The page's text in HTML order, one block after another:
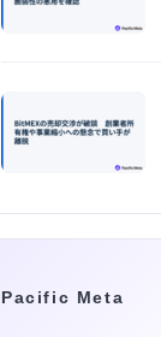
Pacific Meta